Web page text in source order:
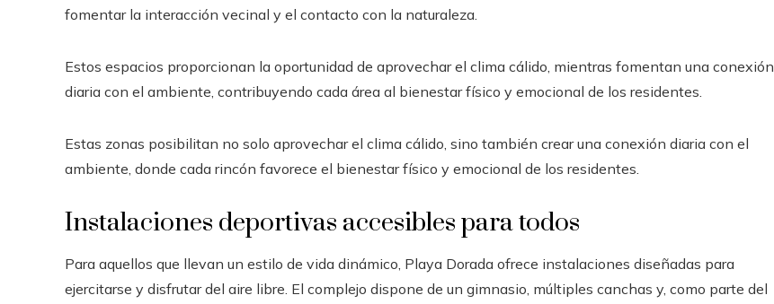
fomentar la interacción vecinal y el contacto con la naturaleza.
Estos espacios proporcionan la oportunidad de aprovechar el clima cálido, mientras fomentan una conexión
diaria con el ambiente, contribuyendo cada área al bienestar físico y emocional de los residentes.
Estas zonas posibilitan no solo aprovechar el clima cálido, sino también crear una conexión diaria con el
ambiente, donde cada rincón favorece el bienestar físico y emocional de los residentes.
Instalaciones deportivas accesibles para todos
Para aquellos que llevan un estilo de vida dinámico, Playa Dorada ofrece instalaciones diseñadas para
ejercitarse y disfrutar del aire libre. El complejo dispone de un gimnasio, múltiples canchas y, como parte del